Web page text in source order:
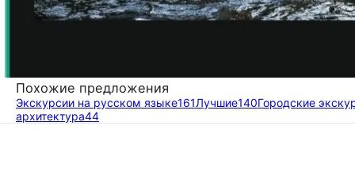
Похожие предложения
Экскурсии на русском языке161Лучшие140Городские
архитектура44